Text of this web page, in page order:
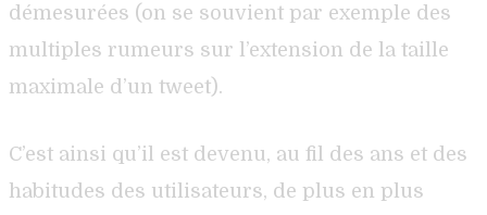
démesurées (on se souvient par exemple des
multiples rumeurs sur l’extension de la taille
maximale d’un tweet).
C’est ainsi qu’il est devenu, au fil des ans et des
habitudes des utilisateurs, de plus en plus